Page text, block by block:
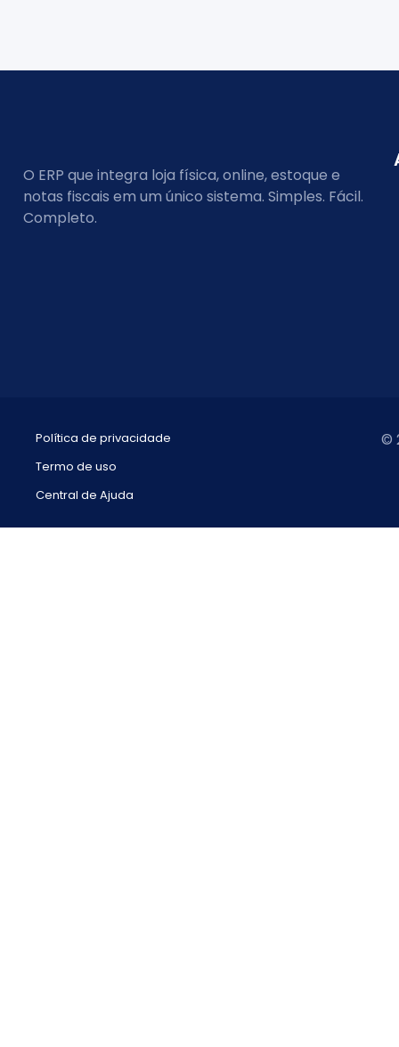
O ERP que integra loja física, online, estoque e
notas fiscais em um único sistema. Simples. Fácil.
Completo.
Política de privacidade
Termo de uso
Central de Ajuda
©